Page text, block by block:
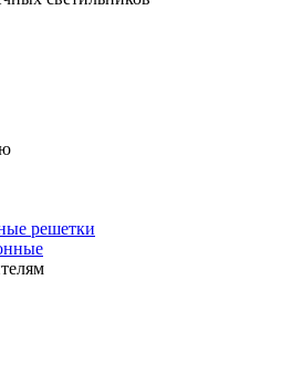
решетки